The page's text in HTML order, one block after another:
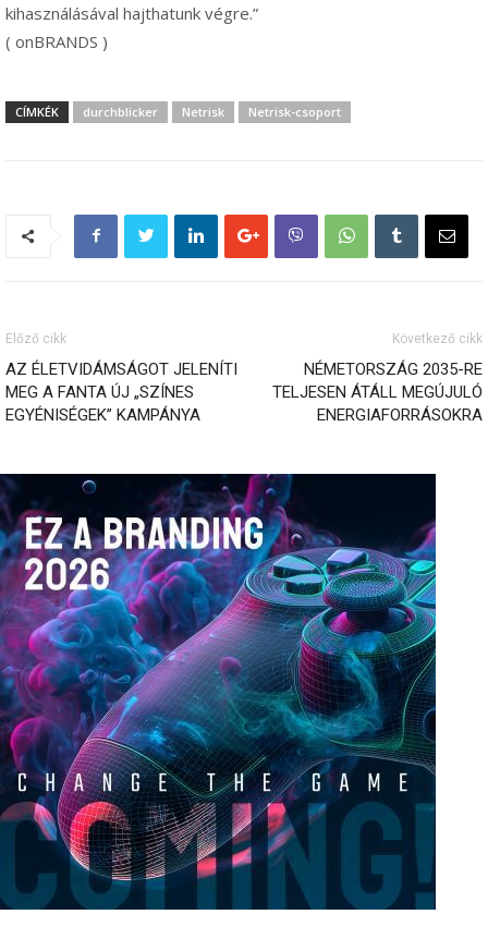
kihasználásával hajthatunk végre.”
( onBRANDS )
CÍMKÉK durchblicker Netrisk Netrisk-csoport
Előző cikk
AZ ÉLETVIDÁMSÁGOT JELENÍTI
MEG A FANTA ÚJ „SZÍNES
EGYÉNISÉGEK” KAMPÁNYA
Következő cikk
NÉMETORSZÁG 2035-RE
TELJESEN ÁTÁLL MEGÚJULÓ
ENERGIAFORRÁSOKRA